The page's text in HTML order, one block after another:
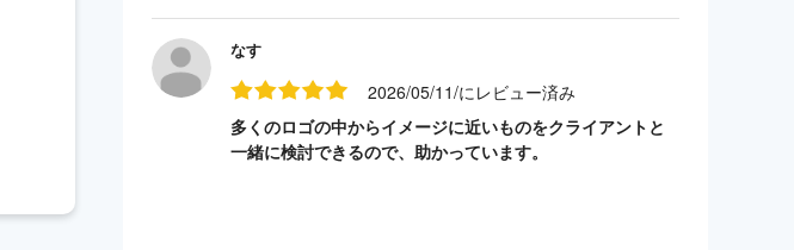
なす
2026/05/11/にレビュー済み
多くのロゴの中からイメージに近いものをクライアントと
一緒に検討できるので、助かっています。